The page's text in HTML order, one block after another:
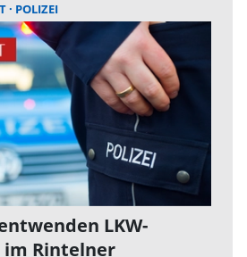
POLIZEI
LKW-
im Rintelner